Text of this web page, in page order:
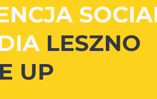
LESZNO
UP